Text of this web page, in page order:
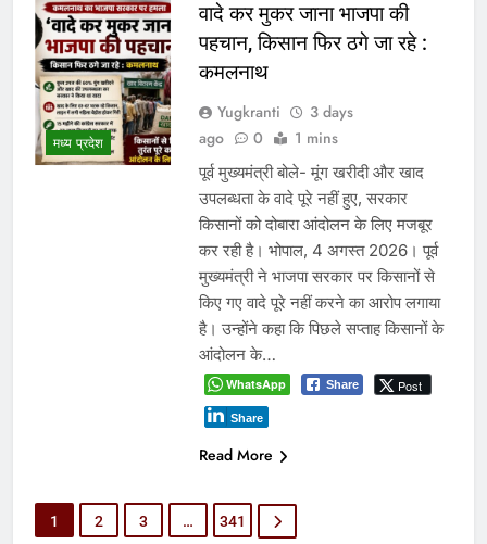
मध्य प्रदेश
वादे कर मुकर जाना भाजपा की
पहचान, किसान फिर ठगे जा रहे :
कमलनाथ
Yugkranti
3 days
ago
0 1 mins
पूर्व मुख्यमंत्री बोले- मूंग खरीदी और खाद
उपलब्धता के वादे पूरे नहीं हुए, सरकार
किसानों को दोबारा आंदोलन के लिए मजबूर
कर रही है। भोपाल, 4 अगस्त 2026। पूर्व
मुख्यमंत्री ने भाजपा सरकार पर किसानों से
किए गए वादे पूरे नहीं करने का आरोप लगाया
है। उन्होंने कहा कि पिछले सप्ताह किसानों के
आंदोलन के…
WhatsApp Share Post
Share
Read More
1 2 3 … 341